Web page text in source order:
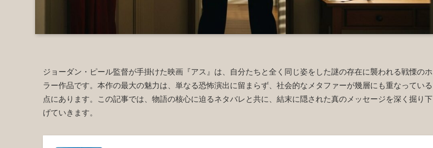
ジョーダン・ピール監督が手掛けた映画『アス』は、自分たちと全く同じ姿をした謎の存在に襲われる戦慄のホ
ラー作品です。本作の最大の魅力は、単なる恐怖演出に留まらず、社会的なメタファーが幾層にも重なっている
点にあります。この記事では、物語の核心に迫るネタバレと共に、結末に隠された真のメッセージを深く掘り下
げていきます。